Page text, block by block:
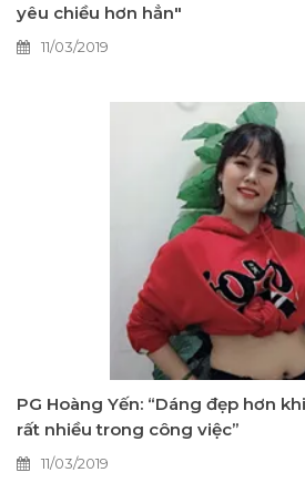
yêu chiều hơn hẳn"
11/03/2019
PG Hoàng Yến: “Dáng đẹp hơn
rất nhiều trong công việc”
11/03/2019